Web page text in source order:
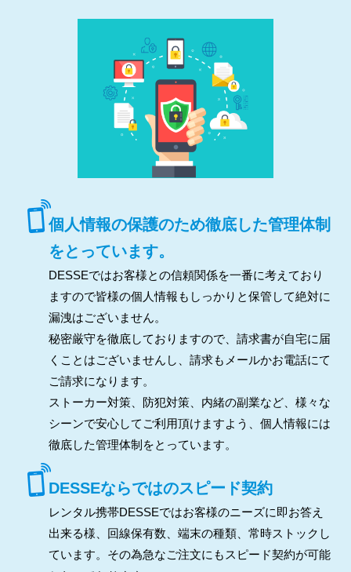
個人情報の保護のため徹底した管理体制
をとっています。
DESSEではお客様との信頼関係を一番に考えており
ますので皆様の個人情報もしっかりと保管して絶対に
漏洩はございません。
秘密厳守を徹底しておりますので、請求書が自宅に届
くことはございませんし、請求もメールかお電話にて
ご請求になります。
ストーカー対策、防犯対策、内緒の副業など、様々な
シーンで安心してご利用頂けますよう、個人情報には
徹底した管理体制をとっています。
DESSEならではのスピード契約
レンタル携帯DESSEではお客様のニーズに即お答え
出来る様、回線保有数、端末の種類、常時ストックし
ています。その為急なご注文にもスピード契約が可能